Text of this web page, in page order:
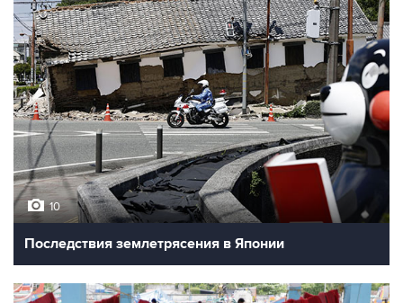
10
Последствия землетрясения в Японии